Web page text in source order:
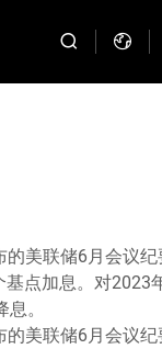
美联储6月会议纪
点加息。对2023
。
美联储6月会议纪